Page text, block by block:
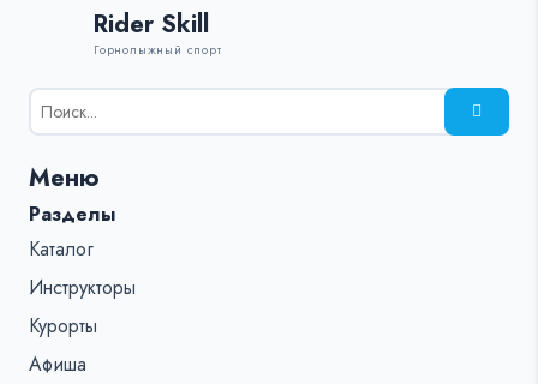
Rider Skill
Горнолыжный спорт
Результаты
поиска
%s:
Меню
Разделы
Каталог
Инструкторы
Курорты
Афиша